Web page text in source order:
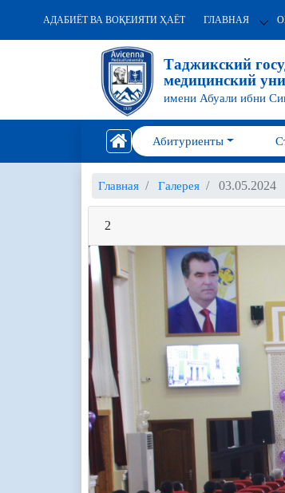
АДАБИЁТ ВА ВОҚЕИЯТИ ҲАЁТ ГЛАВНАЯ
Таджикский
медицинский
имени Абуали ибни
Абитуриенты
Главная Галерея 03.05.2024
2